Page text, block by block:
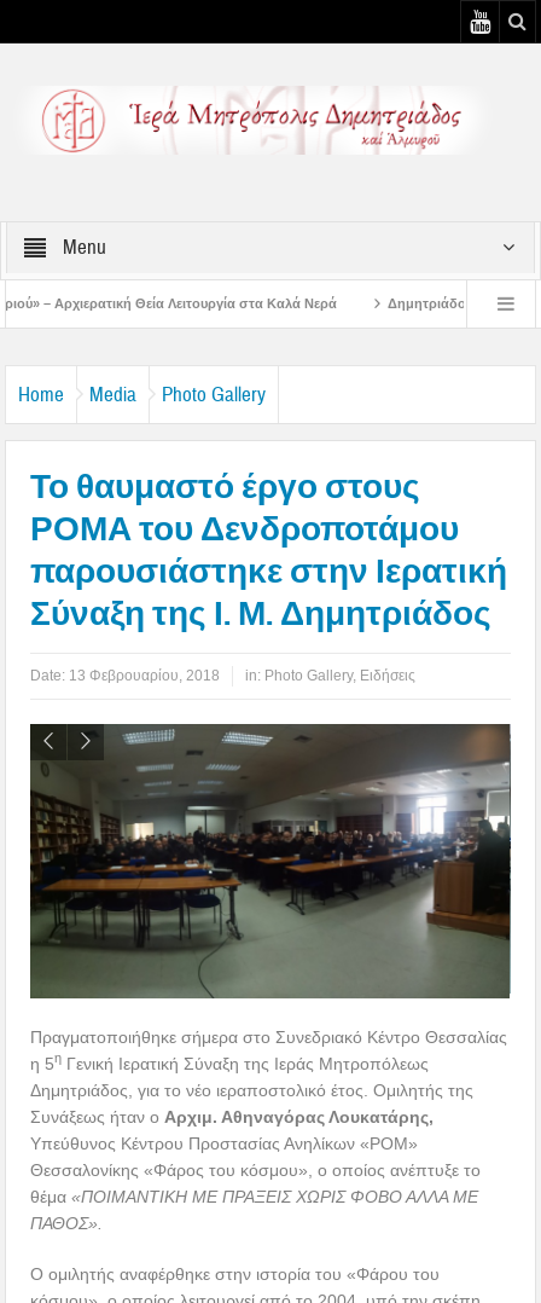
Menu
Λειτουργία στα Καλά Νερά Δημητριάδος Ιγνάτιος: «Ο Ναός είναι ο τόπος
Home Media Photo Gallery
Το θαυμαστό έργο στους
ΡΟΜΑ του Δενδροποτάμου
παρουσιάστηκε στην Ιερατική
Σύναξη της Ι. Μ. Δημητριάδος
Date: 13 Φεβρουαρίου, 2018 in: Photo Gallery, Ειδήσεις
Πραγματοποιήθηκε σήμερα στο Συνεδριακό Κέντρο Θεσσαλίας
η 5η Γενική Ιερατική Σύναξη της Ιεράς Μητροπόλεως
Δημητριάδος, για το νέο ιεραποστολικό έτος. Ομιλητής της
Συνάξεως ήταν ο Αρχιμ. Αθηναγόρας Λουκατάρης,
Υπεύθυνος Κέντρου Προστασίας Ανηλίκων «ΡΟΜ»
Θεσσαλονίκης «Φάρος του κόσμου», ο οποίος ανέπτυξε το
θέμα«ΠΟΙΜΑΝΤΙΚΗ ΜΕ ΠΡΑΞΕΙΣ ΧΩΡΙΣ ΦΟΒΟ ΑΛΛΑ ΜΕ
ΠΑΘΟΣ».
Ο ομιλητής αναφέρθηκε στην ιστορία του «Φάρου του